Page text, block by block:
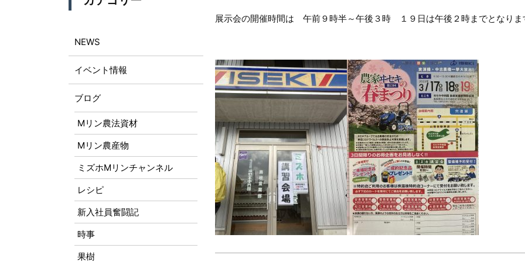
展示会の開催時間は 午前９時半～午後３時 １９日は午後２時までとなりま
NEWS
イベント情報
ブログ
Mリン農法資材
Mリン農産物
ミズホMリンチャンネル
レシピ
新入社員奮闘記
時事
果樹